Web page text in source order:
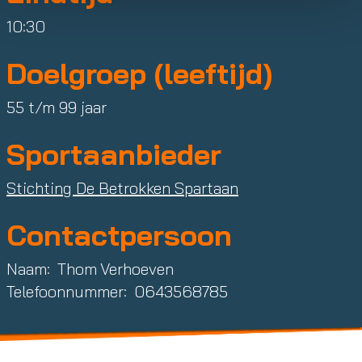
10:30
Doelgroep (leeftijd)
55 t/m 99 jaar
Sportaanbieder
Stichting De Betrokken Spartaan
Contactpersoon
Naam: Thom Verhoeven
Telefoonnummer: 0643568785